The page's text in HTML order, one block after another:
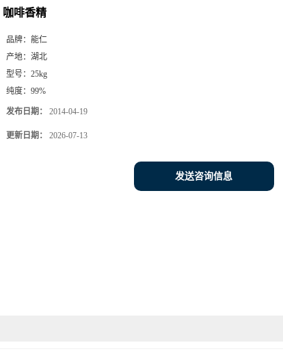
咖啡香精
品牌： 能仁
产地： 湖北
型号： 25kg
纯度： 99%
发布日期： 2014-04-19
更新日期： 2026-07-13
发送咨询信息